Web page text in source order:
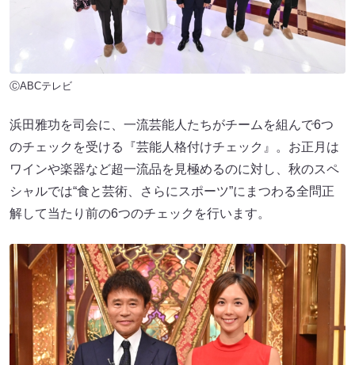
ⒸABCテレビ
浜田雅功を司会に、一流芸能人たちがチームを組んで6つ
のチェックを受ける『芸能人格付けチェック』。お正月は
ワインや楽器など超一流品を見極めるのに対し、秋のスペ
シャルでは“食と芸術、さらにスポーツ”にまつわる全問正
解して当たり前の6つのチェックを行います。